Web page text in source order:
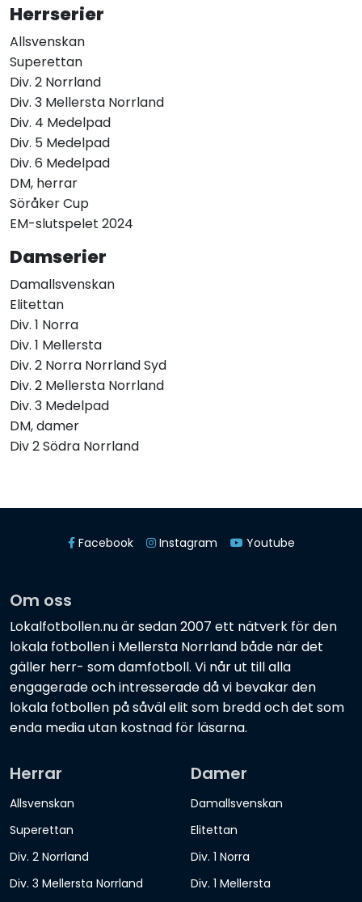
Herrserier
Allsvenskan
Superettan
Div. 2 Norrland
Div. 3 Mellersta Norrland
Div. 4 Medelpad
Div. 5 Medelpad
Div. 6 Medelpad
DM, herrar
Söråker Cup
EM-slutspelet 2024
Damserier
Damallsvenskan
Elitettan
Div. 1 Norra
Div. 1 Mellersta
Div. 2 Norra Norrland Syd
Div. 2 Mellersta Norrland
Div. 3 Medelpad
DM, damer
Div 2 Södra Norrland
Facebook Instagram Youtube
Om oss
Lokalfotbollen.nu är sedan 2007 ett nätverk för den
lokala fotbollen i Mellersta Norrland både när det
gäller herr- som damfotboll. Vi når ut till alla
engagerade och intresserade då vi bevakar den
lokala fotbollen på såväl elit som bredd och det som
enda media utan kostnad för läsarna.
Herrar
Allsvenskan
Superettan
Div. 2 Norrland
Div. 3 Mellersta Norrland
Damer
Damallsvenskan
Elitettan
Div. 1 Norra
Div. 1 Mellersta